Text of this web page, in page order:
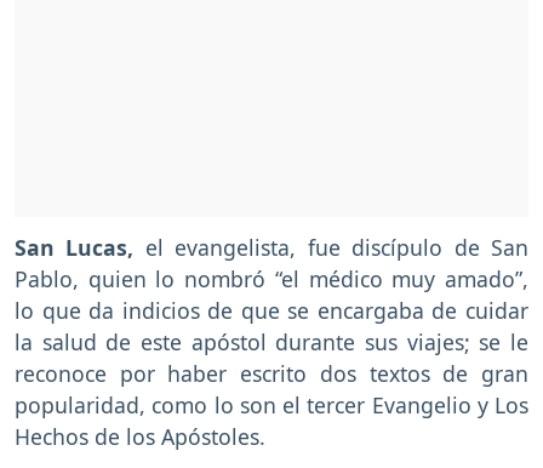
San Lucas, el evangelista, fue discípulo de San
Pablo, quien lo nombró “el médico muy amado”,
lo que da indicios de que se encargaba de cuidar
la salud de este apóstol durante sus viajes; se le
reconoce por haber escrito dos textos de gran
popularidad, como lo son el tercer Evangelio y Los
Hechos de los Apóstoles.